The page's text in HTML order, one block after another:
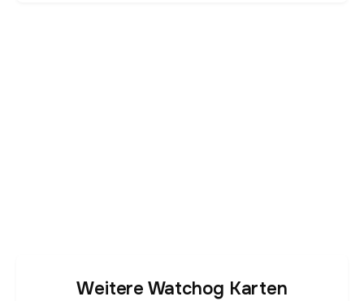
Weitere Watchog Karten